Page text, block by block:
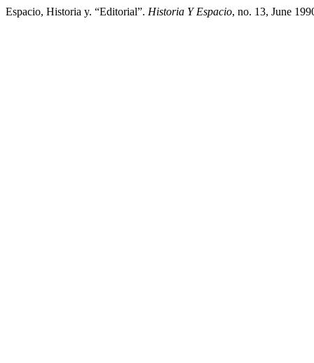
Espacio, Historia y. “Editorial”. Historia Y Espacio, no. 13, June